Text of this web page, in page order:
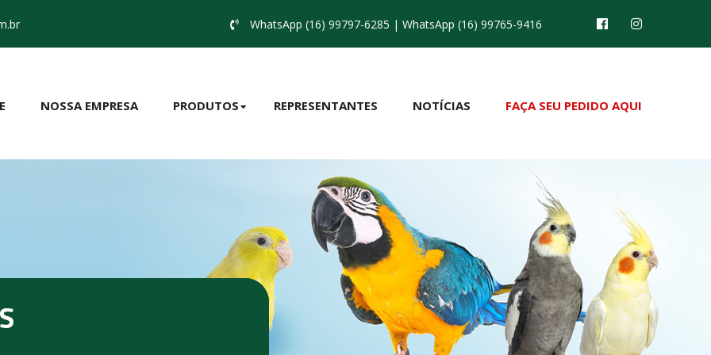
WhatsApp (16) 99797-6285 | WhatsApp (16) 99765-9416
NOSSA EMPRESA PRODUTOS REPRESENTANTES NOTÍCIAS FAÇA SEU PEDIDO AQUI